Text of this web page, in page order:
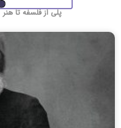
پلی از فلسفه تا هنر